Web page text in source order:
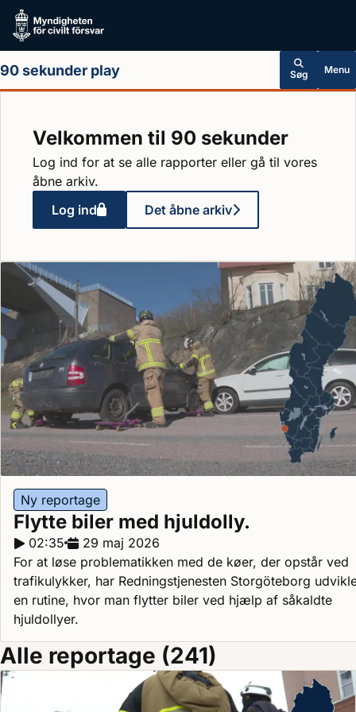
Hoppa till huvudinnehållet
90 sekunder play Søg Menu
Velkommen til 90 sekunder
Log ind for at se alle rapporter eller gå til vores
åbne arkiv.
Log ind
Det åbne arkiv
Ny reportage
Flytte biler med hjuldolly.
Reportagelængde:
02:35 Udgivelsesdato:
29 maj 2026
For at løse problematikken med de køer, der opstår ved
trafikulykker, har Redningstjenesten Storgöteborg
en rutine, hvor man flytter biler ved hjælp af såkaldte
hjuldollyer.
Alle reportage (241)